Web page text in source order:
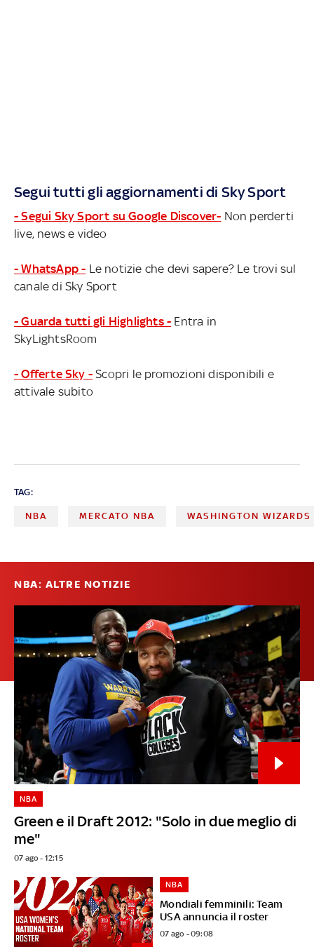
Segui tutti gli aggiornamenti di Sky Sport
- Segui Sky Sport su Google Discover- Non perderti
live, news e video
- WhatsApp - Le notizie che devi sapere? Le trovi sul
canale di Sky Sport
- Guarda tutti gli Highlights - Entra in
SkyLightsRoom
- Offerte Sky - Scopri le promozioni disponibili e
attivale subito
TAG:
NBA MERCATO NBA WASHINGTON WIZARDS
NBA: ALTRE NOTIZIE
Green e il Draft 2012: "Solo in due meglio di
me"
NBA
07 ago - 12:15
Mondiali femminili: Team
USA annuncia il roster
NBA
07 ago - 09:08